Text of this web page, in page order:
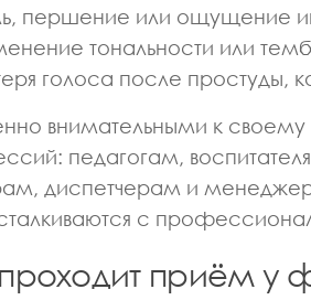
першение или ощущение
тональности или
голоса после простуды,
внимательными к своему
педагогам,
диспетчерам и
с
приём у